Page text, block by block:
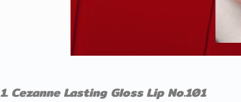
1. Cezanne Lasting Gloss Lip No.101